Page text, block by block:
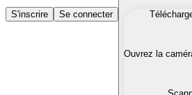
Acheter des Cryptomonnaies
Achetez les cryptomonnaies
Convertissez vos
S'inscrire Se connecter
Ouvrez la